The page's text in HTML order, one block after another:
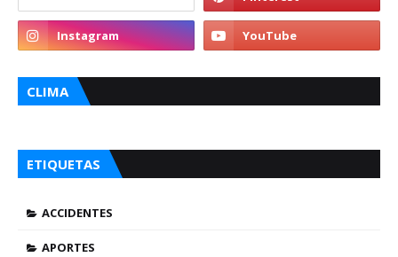
CLIMA
ETIQUETAS
ACCIDENTES
APORTES